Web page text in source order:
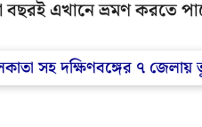
এখানে ভ্রমণ করতে
সহ দক্ষিণবঙ্গের ৭